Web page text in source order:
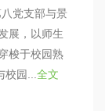
党支部与景
展，以师生
梭于校园熟
园... 全文